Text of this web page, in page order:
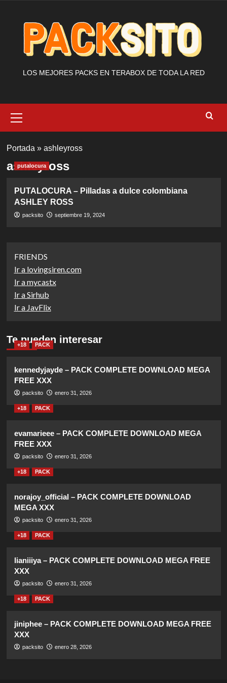
contenido
LOS MEJORES PACKS EN TERABOX DE TODA LA RED
primario
Portada » ashleyross
ashleyross
putalocura
PUTALOCURA – Pilladas a dulce colombiana
ASHLEY ROSS
packsito septiembre 19, 2024
FRIENDS
Ir a lovingsiren.com
Ir a mycastx
Ir a Sirhub
Ir a JavFlix
Te pueden interesar
+18 PACK
kennedyjayde – PACK COMPLETE DOWNLOAD MEGA
FREE XXX
packsito enero 31, 2026
+18 PACK
evamarieee – PACK COMPLETE DOWNLOAD MEGA
FREE XXX
packsito enero 31, 2026
+18 PACK
norajoy_official – PACK COMPLETE DOWNLOAD
MEGA XXX
packsito enero 31, 2026
+18 PACK
lianiiiya – PACK COMPLETE DOWNLOAD MEGA FREE
XXX
packsito enero 31, 2026
+18 PACK
jiniphee – PACK COMPLETE DOWNLOAD MEGA FREE
XXX
packsito enero 28, 2026